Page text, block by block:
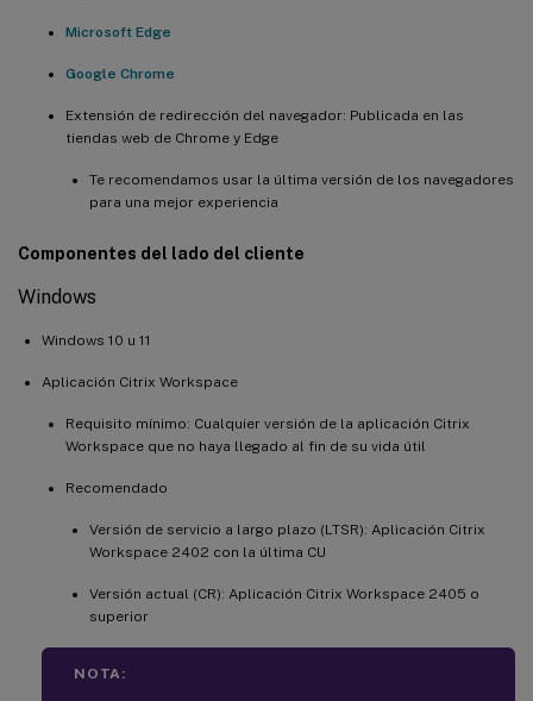
Microsoft Edge
Google Chrome
Extensión de redirección del navegador: Publicada en las
tiendas web de Chrome y Edge
Te recomendamos usar la última versión de los navegadores
para una mejor experiencia
Componentes del lado del cliente
Windows
Windows 10 u 11
Aplicación Citrix Workspace
Requisito mínimo: Cualquier versión de la aplicación Citrix
Workspace que no haya llegado al fin de su vida útil
Recomendado
Versión de servicio a largo plazo (LTSR): Aplicación Citrix
Workspace 2402 con la última CU
Versión actual (CR): Aplicación Citrix Workspace 2405 o
superior
NOTA: